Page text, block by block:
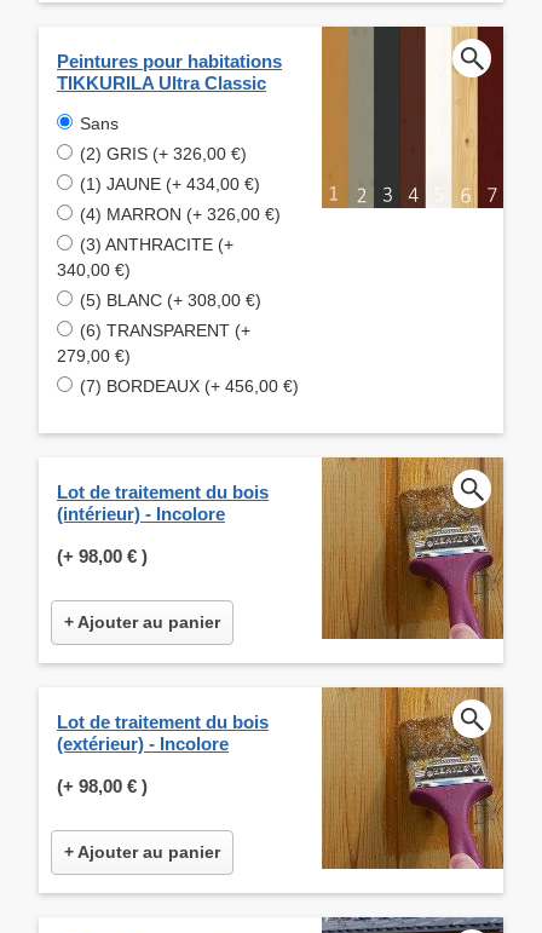
Peintures pour habitations
TIKKURILA Ultra Classic
Sans
(2) GRIS (+ 326,00 €)
(1) JAUNE (+ 434,00 €)
(4) MARRON (+ 326,00 €)
(3) ANTHRACITE (+
340,00 €)
(5) BLANC (+ 308,00 €)
(6) TRANSPARENT (+
279,00 €)
(7) BORDEAUX (+ 456,00 €)
Lot de traitement du bois
(intérieur) - Incolore
(+ 98,00 € )
+ Ajouter au panier
Lot de traitement du bois
(extérieur) - Incolore
(+ 98,00 € )
+ Ajouter au panier